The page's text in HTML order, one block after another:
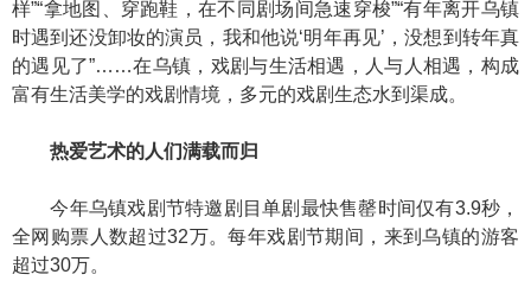
样”“拿地图、穿跑鞋，在不同剧场间急速穿梭”“有年离开乌镇
时遇到还没卸妆的演员，我和他说‘明年再见’，没想到转年真
的遇见了”……在乌镇，戏剧与生活相遇，人与人相遇，构成
富有生活美学的戏剧情境，多元的戏剧生态水到渠成。
热爱艺术的人们满载而归
今年乌镇戏剧节特邀剧目单剧最快售罄时间仅有3.9秒，
全网购票人数超过32万。每年戏剧节期间，来到乌镇的游客
超过30万。